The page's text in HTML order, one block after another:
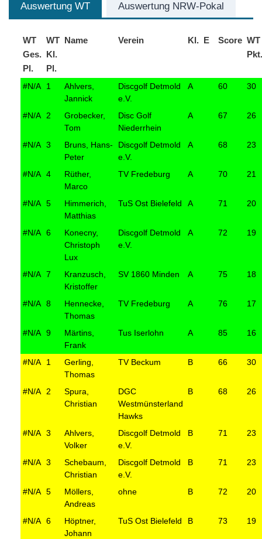
Auswertung WT Auswertung NRW-Pokal
WT
Ges.
Pl.
WT
Kl.
Pl.
Name Verein Kl. E Score WT
Pkt.
#N/A 1
Ahlvers,
Jannick
Discgolf Detmold
e.V.
A 60 30
#N/A 2
Grobecker,
Tom
Disc Golf
Niederrhein
A 67 26
#N/A 3
Bruns, Hans-
Peter
Discgolf Detmold
e.V.
A 68 23
#N/A 4
Rüther,
Marco
TV Fredeburg A 70 21
#N/A 5
Himmerich,
Matthias
TuS Ost Bielefeld A 71 20
#N/A 6
Konecny,
Christoph
Lux
Discgolf Detmold
e.V.
A 72 19
#N/A 7
Kranzusch,
Kristoffer
SV 1860 Minden A 75 18
#N/A 8
Hennecke,
Thomas
TV Fredeburg A 76 17
#N/A 9
Märtins,
Frank
Tus Iserlohn A 85 16
#N/A 1
Gerling,
Thomas
TV Beckum B 66 30
#N/A 2
Spura,
Christian
DGC
Westmünsterland
Hawks
B 68 26
#N/A 3
Ahlvers,
Volker
Discgolf Detmold
e.V.
B 71 23
#N/A 3
Schebaum,
Christian
Discgolf Detmold
e.V.
B 71 23
#N/A 5
Möllers,
Andreas
ohne B 72 20
#N/A 6
Höptner,
Johann
TuS Ost Bielefeld B 73 19